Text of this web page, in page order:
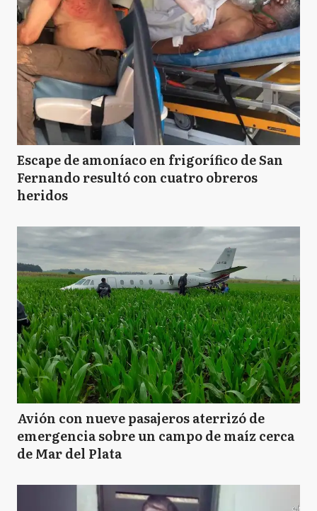
Escape de amoníaco en frigorífico de San
Fernando resultó con cuatro obreros
heridos
Avión con nueve pasajeros aterrizó de
emergencia sobre un campo de maíz cerca
de Mar del Plata